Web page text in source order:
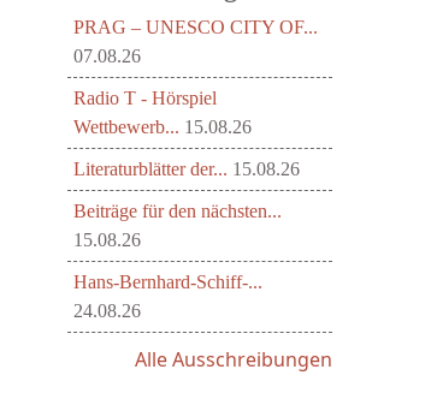
PRAG – UNESCO CITY OF...
07.08.26
Radio T - Hörspiel
Wettbewerb... 15.08.26
Literaturblätter der... 15.08.26
Beiträge für den nächsten...
15.08.26
Hans-Bernhard-Schiff-...
24.08.26
Alle Ausschreibungen